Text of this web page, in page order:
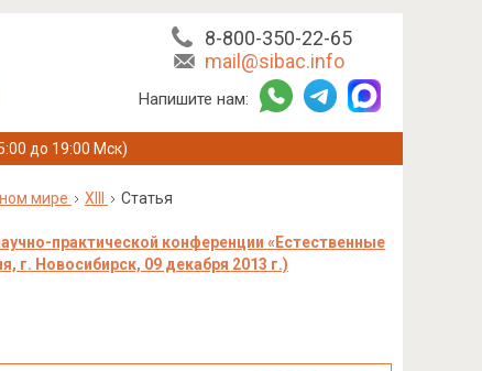
8-800-350-22-65
mail@sibac.info
Напишите нам:
до 19:00 Мск)
мире XIII Статья
практической конференции «Естественные
г. Новосибирск, 09 декабря 2013 г.)